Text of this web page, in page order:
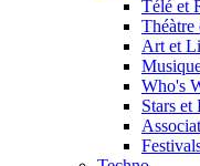
Télé et
Théàtre
Art et
Who's
Stars et